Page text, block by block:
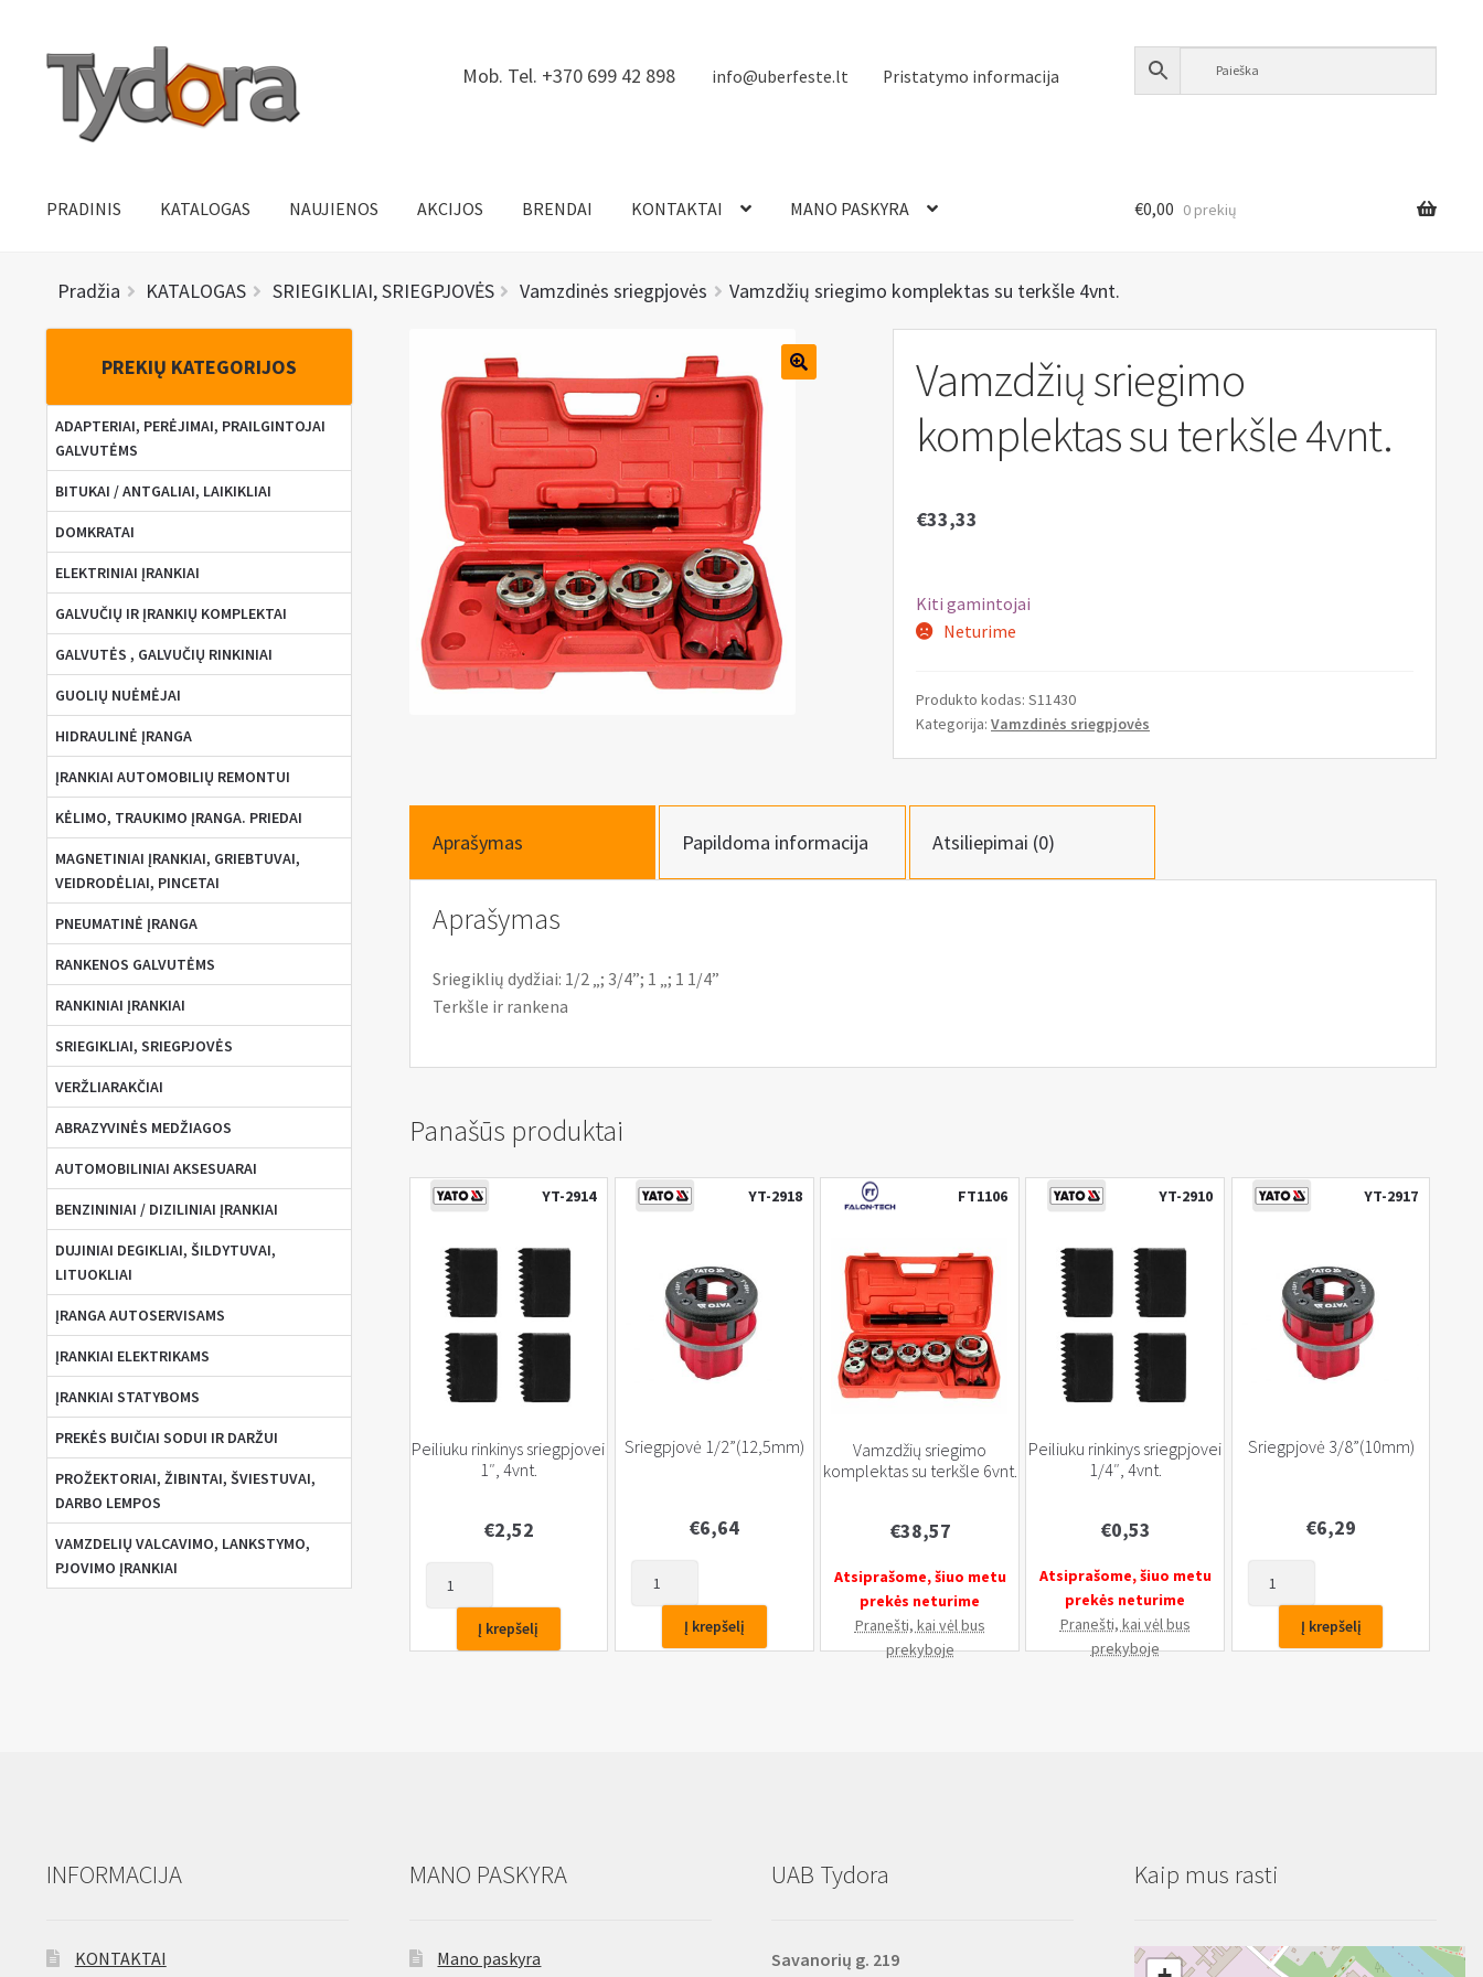
Pereiti
meniu
Pereiti
turinio
Mob. Tel. +370 699 42 898 info@uberfeste.lt Pristatymo informacija
PRADINIS KATALOGAS NAUJIENOS AKCIJOS BRENDAI KONTAKTAI MANO PASKYRA €0,00 0 prekių
Pradžia KATALOGAS SRIEGIKLIAI, SRIEGPJOVĖS Vamzdinės sriegpjovės Vamzdžių sriegimo komplektas su terkšle 4vnt.
Vamzdžių sriegimo
komplektas su terkšle 4vnt.
€33,33
Kiti gamintojai
Neturime
Produkto kodas: S11430
Kategorija: Vamzdinės sriegpjovės
Aprašymas Papildoma informacija Atsiliepimai (0)
Aprašymas
Sriegiklių dydžiai: 1/2 „; 3/4”; 1 „; 1 1/4”
Terkšle ir rankena
Panašūs produktai
YT-2914
Peiliuku rinkinys sriegpjovei
1″, 4vnt.
€2,52
rinkinys
Į krepšelį
YT-2918
Sriegpjovė 1/2”(12,5mm)
€6,64
Sriegpjovė
1/2''(12,5mm)
Į krepšelį
FT1106
Vamzdžių sriegimo
komplektas su terkšle 6vnt.
€38,57
Atsiprašome, šiuo metu
prekės neturime
Pranešti, kai vėl bus
prekyboje
YT-2910
Peiliuku rinkinys sriegpjovei
1/4″, 4vnt.
€0,53
Atsiprašome, šiuo metu
prekės neturime
Pranešti, kai vėl bus
prekyboje
YT-2917
Sriegpjovė 3/8”(10mm)
€6,29
Sriegpjovė
3/8''(10mm)
Į krepšelį
PREKIŲ KATEGORIJOS
ADAPTERIAI, PERĖJIMAI, PRAILGINTOJAI
GALVUTĖMS
BITUKAI / ANTGALIAI, LAIKIKLIAI
DOMKRATAI
ELEKTRINIAI ĮRANKIAI
GALVUČIŲ IR ĮRANKIŲ KOMPLEKTAI
GALVUTĖS , GALVUČIŲ RINKINIAI
GUOLIŲ NUĖMĖJAI
HIDRAULINĖ ĮRANGA
ĮRANKIAI AUTOMOBILIŲ REMONTUI
KĖLIMO, TRAUKIMO ĮRANGA. PRIEDAI
MAGNETINIAI ĮRANKIAI, GRIEBTUVAI,
VEIDRODĖLIAI, PINCETAI
PNEUMATINĖ ĮRANGA
RANKENOS GALVUTĖMS
RANKINIAI ĮRANKIAI
SRIEGIKLIAI, SRIEGPJOVĖS
VERŽLIARAKČIAI
ABRAZYVINĖS MEDŽIAGOS
AUTOMOBILINIAI AKSESUARAI
BENZININIAI / DIZILINIAI ĮRANKIAI
DUJINIAI DEGIKLIAI, ŠILDYTUVAI,
LITUOKLIAI
ĮRANGA AUTOSERVISAMS
ĮRANKIAI ELEKTRIKAMS
ĮRANKIAI STATYBOMS
PREKĖS BUIČIAI SODUI IR DARŽUI
PROŽEKTORIAI, ŽIBINTAI, ŠVIESTUVAI,
DARBO LEMPOS
VAMZDELIŲ VALCAVIMO, LANKSTYMO,
PJOVIMO ĮRANKIAI
INFORMACIJA
KONTAKTAI
MANO PASKYRA
Mano paskyra
UAB Tydora
Savanorių g. 219
Kaip mus rasti